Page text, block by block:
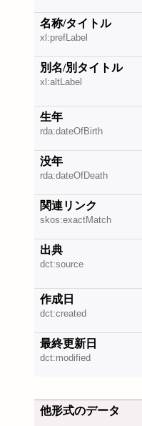
名称/タイトル
xl:prefLabel
別名/別タイトル
xl:altLabel
生年
rda:dateOfBirth
没年
rda:dateOfDeath
関連リンク
skos:exactMatch
出典
dct:source
作成日
dct:created
最終更新日
dct:modified
他形式のデータ